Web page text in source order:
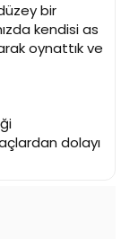
bir
kendisi as
oynattık ve
dolayı